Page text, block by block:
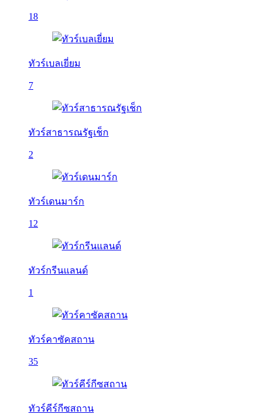
18
ทัวร์เบลเยี่ยม
7
ทัวร์สาธารณรัฐเช็ก
2
ทัวร์เดนมาร์ก
12
ทัวร์กรีนแลนด์
1
ทัวร์คาซัคสถาน
35
ทัวร์คีร์กีซสถาน